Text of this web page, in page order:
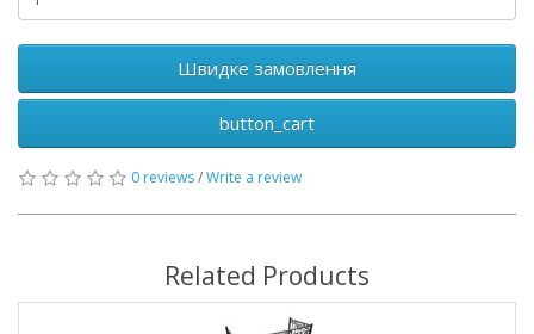
Швидке замовлення
button_cart
0 reviews/Write a review
Related Products